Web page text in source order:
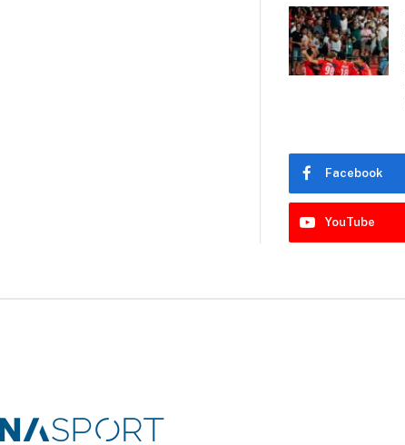
Facebook
YouTube